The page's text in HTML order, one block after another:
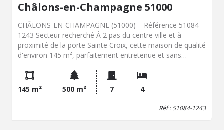
Châlons-en-Champagne 51000
CHÂLONS-EN-CHAMPAGNE (51000) – Référence 51084-
1243 Secteur recherché À 2 pas du centre ville et à
proximité de la porte Sainte Croix, cette maison de qualité
d'environ 145 m², parfaitement entretenue et sans
chaussée, une entrée spacieuse, un WC indépendant, une
cuisine entièrement équipée et aménagée, un salon avec
poêle à granulés, ainsi qu'une extension/véranda offrant
un espace de vie très lumineux. Au premier étage, un
145 m² 500 m² 7 4
Réf : 51084-1243